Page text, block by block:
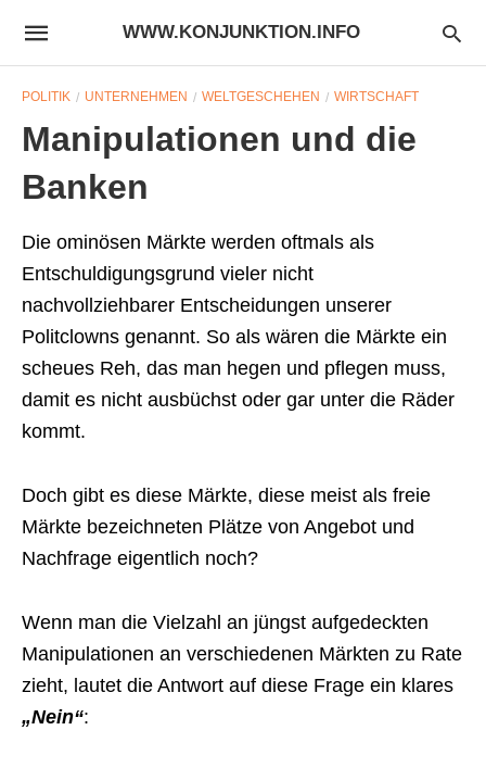
WWW.KONJUNKTION.INFO
POLITIK UNTERNEHMEN WELTGESCHEHEN WIRTSCHAFT
Manipulationen und die
Banken
Die ominösen Märkte werden oftmals als
Entschuldigungsgrund vieler nicht
nachvollziehbarer Entscheidungen unserer
Politclowns genannt. So als wären die Märkte ein
scheues Reh, das man hegen und pflegen muss,
damit es nicht ausbüchst oder gar unter die Räder
kommt.
Doch gibt es diese Märkte, diese meist als freie
Märkte bezeichneten Plätze von Angebot und
Nachfrage eigentlich noch?
Wenn man die Vielzahl an jüngst aufgedeckten
Manipulationen an verschiedenen Märkten zu Rate
zieht, lautet die Antwort auf diese Frage ein klares
„Nein“: